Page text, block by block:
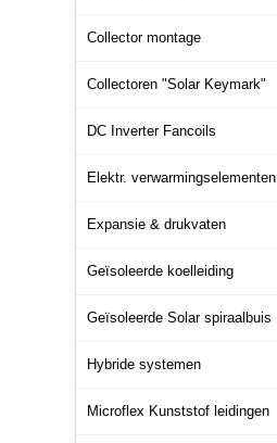
Collector montage
Collectoren "Solar Keymark"
DC Inverter Fancoils
Elektr. verwarmingselementen
Expansie & drukvaten
Geïsoleerde koelleiding
Geïsoleerde Solar spiraalbuis
Hybride systemen
Microflex Kunststof leidingen